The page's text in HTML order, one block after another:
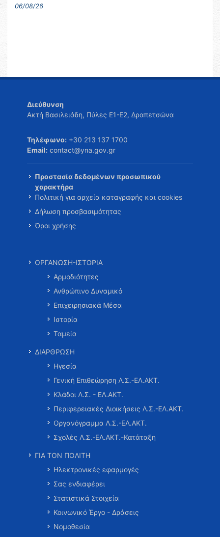
06/08/26
Διεύθυνση
Ακτή Βασιλειάδη, Πύλες Ε1-Ε2, Δραπετσώνα
Τηλέφωνο: +30 213 137 1700
Email: contact@yna.gov.gr
Προστασία δεδομένων προσωπικού
χαρακτήρα
Πολιτική για αρχεία καταγραφής και cookies
Δήλωση προσβασιμότητας
Όροι χρήσης
ΟΡΓΑΝΩΣΗ-ΙΣΤΟΡΙΑ
Αρμοδιότητες
Ανθρώπινο Δυναμικό
Επιχειρησιακά Μέσα
Ιστορία
Ταμεία
ΔΙΑΡΘΡΩΣΗ
Ηγεσία
Γενική Επιθεώρηση Λ.Σ.-ΕΛ.ΑΚΤ.
Κλάδοι Λ.Σ. - ΕΛ.ΑΚΤ.
Περιφερειακές Διοικήσεις Λ.Σ.-ΕΛ.ΑΚΤ.
Οργανόγραμμα Λ.Σ.-ΕΛ.ΑΚΤ.
Σχολές Λ.Σ.-ΕΛ.ΑΚΤ.-Κατάταξη
ΓΙΑ ΤΟΝ ΠΟΛΙΤΗ
Ηλεκτρονικές εφαρμογές
Σας ενδιαφέρει
Στατιστικά Στοιχεία
Κοινωνικό Έργο - Δράσεις
Νομοθεσία